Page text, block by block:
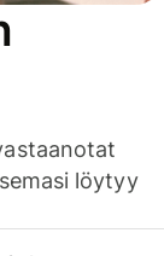
löytyy